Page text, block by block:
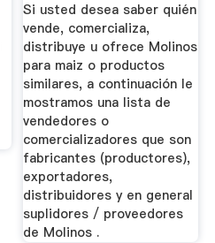
Si usted desea saber quién
vende, comercializa,
distribuye u ofrece Molinos
para maiz o productos
similares, a continuación le
mostramos una lista de
vendedores o
comercializadores que son
fabricantes (productores),
exportadores,
distribuidores y en general
suplidores / proveedores
de Molinos .